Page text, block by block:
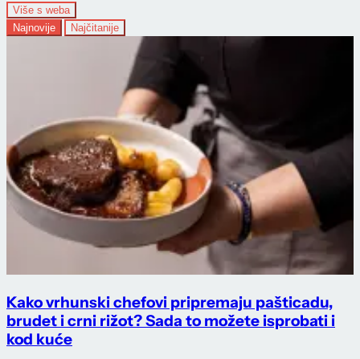
Više s weba
Najnovije
Najčitanije
Kako vrhunski chefovi pripremaju pašticadu,
brudet i crni rižot? Sada to možete isprobati i
kod kuće